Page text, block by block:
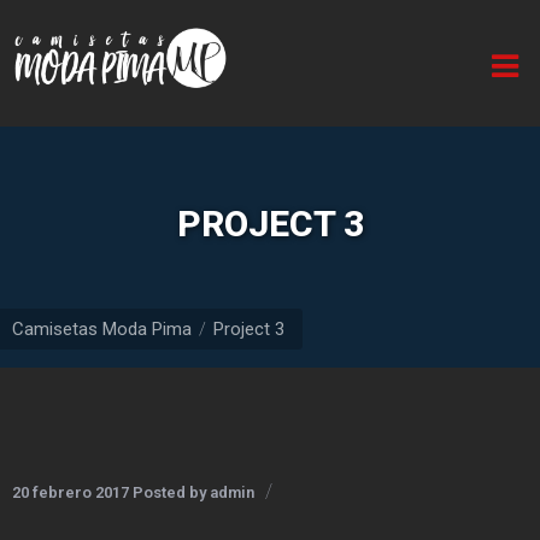
PROJECT 3
Camisetas Moda Pima Project 3
20 febrero 2017 Posted by admin
Inicio
Línea